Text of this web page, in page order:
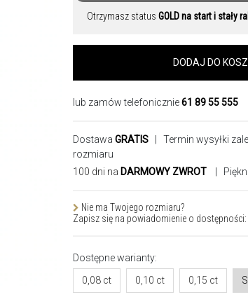
Otrzymasz status GOLD na start i stały
DODAJ DO
lub zamów telefonicznie61 89 55 555
Dostawa GRATIS | Termin wysyłki
rozmiaru
100 dni na DARMOWY ZWROT |
Nie ma Twojego rozmiaru?
Zapisz się na powiadomienie o dostępności:
Dostępne warianty:
0,08 ct
0,10 ct 0,15 ct